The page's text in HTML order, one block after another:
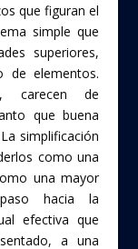
que figuran el
simple que
superiores,
de elementos.
carecen de
que buena
simplificación
como una
una mayor
hacia la
efectiva que
a una